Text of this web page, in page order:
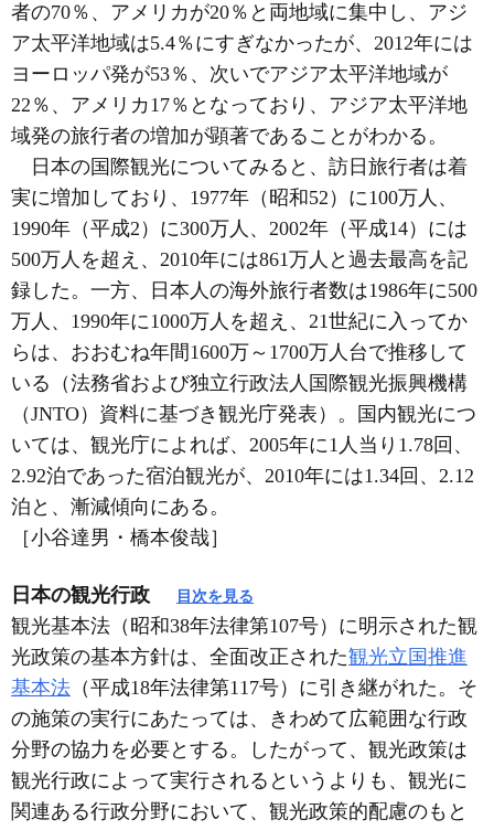
者の70％、アメリカが20％と両地域に集中し、アジ
ア太平洋地域は5.4％にすぎなかったが、2012年には
ヨーロッパ発が53％、次いでアジア太平洋地域が
22％、アメリカ17％となっており、アジア太平洋地
域発の旅行者の増加が顕著であることがわかる。
日本の国際観光についてみると、訪日旅行者は着
実に増加しており、1977年（昭和52）に100万人、
1990年（平成2）に300万人、2002年（平成14）には
500万人を超え、2010年には861万人と過去最高を記
録した。一方、日本人の海外旅行者数は1986年に500
万人、1990年に1000万人を超え、21世紀に入ってか
らは、おおむね年間1600万～1700万人台で推移して
いる（法務省および独立行政法人国際観光振興機構
（JNTO）資料に基づき観光庁発表）。国内観光につ
いては、観光庁によれば、2005年に1人当り1.78回、
2.92泊であった宿泊観光が、2010年には1.34回、2.12
泊と、漸減傾向にある。
［小谷達男・橋本俊哉］
日本の観光行政 目次を見る
観光基本法（昭和38年法律第107号）に明示された観
光政策の基本方針は、全面改正された観光立国推進
基本法 （平成18年法律第117号）に引き継がれた。そ
の施策の実行にあたっては、きわめて広範囲な行政
分野の協力を必要とする。したがって、観光政策は
観光行政によって実行されるというよりも、観光に
関連ある行政分野において、観光政策的配慮のもと